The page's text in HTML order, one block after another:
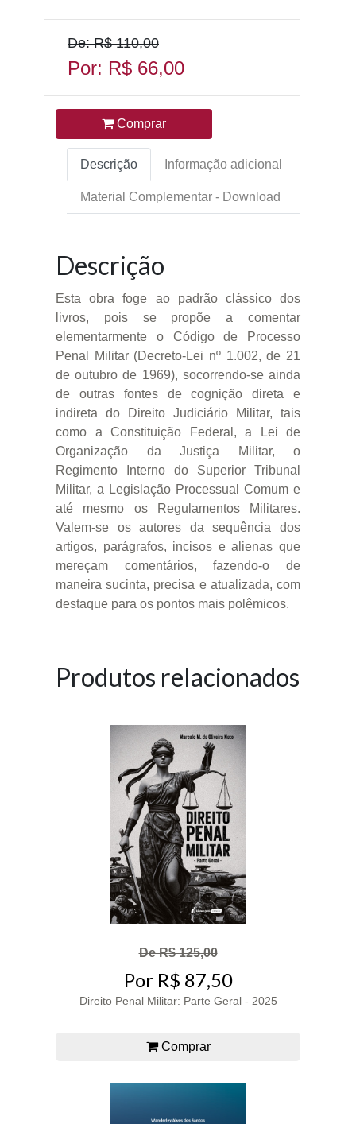
De: R$ 110,00
Por: R$ 66,00
Comprar
Descrição Informação adicional
Material Complementar - Download
Descrição
Esta obra foge ao padrão clássico dos
livros, pois se propõe a comentar
elementarmente o Código de Processo
Penal Militar (Decreto-Lei nº 1.002, de 21
de outubro de 1969), socorrendo-se ainda
de outras fontes de cognição direta e
indireta do Direito Judiciário Militar, tais
como a Constituição Federal, a Lei de
Organização da Justiça Militar, o
Regimento Interno do Superior Tribunal
Militar, a Legislação Processual Comum e
até mesmo os Regulamentos Militares.
Valem-se os autores da sequência dos
artigos, parágrafos, incisos e alienas que
mereçam comentários, fazendo-o de
maneira sucinta, precisa e atualizada, com
destaque para os pontos mais polêmicos.
Produtos relacionados
De R$ 125,00
Por R$ 87,50
Direito Penal Militar: Parte Geral - 2025
Comprar